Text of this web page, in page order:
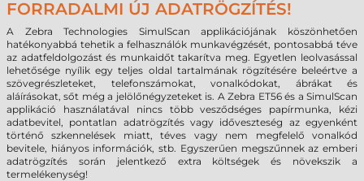
FORRADALMI ÚJ ADATRÖGZÍTÉS!
A Zebra Technologies SimulScan applikációjának köszönhetően
hatékonyabbá tehetik a felhasználók munkavégzését, pontosabbá téve
az adatfeldolgozást és munkaidőt takarítva meg. Egyetlen leolvasással
lehetősége nyílik egy teljes oldal tartalmának rögzítésére beleértve a
szövegrészleteket, telefonszámokat, vonalkódokat, ábrákat és
aláírásokat, sőt még a jelölőnégyzeteket is. A Zebra ET56 és a SimulScan
applikáció használatával nincs több vesződséges papírmunka, kézi
adatbevitel, pontatlan adatrögzítés vagy időveszteség az egyenként
történő szkennelések miatt, téves vagy nem megfelelő vonalkód
bevitele, hiányos információk, stb. Egyszerűen megszűnnek az emberi
adatrögzítés során jelentkező extra költségek és növekszik a
termelékenység!